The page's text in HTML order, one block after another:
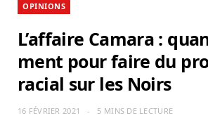
OPINIONS
L’affaire Camara :
ment pour faire du
racial sur les Noirs
16 FÉVRIER 2021 5 MINS DE LECTURE